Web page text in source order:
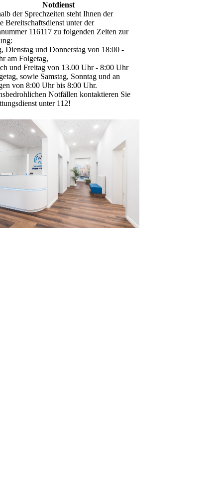
Notdienst
der Sprechzeiten steht Ihnen der
Bereitschaftsdienst unter der
116117 zu folgenden Zeiten zur
Dienstag und Donnerstag von 18:00 -
am Folgetag,
und Freitag von 13.00 Uhr - 8:00 Uhr
sowie Samstag, Sonntag und an
von 8:00 Uhr bis 8:00 Uhr.
Notfällen kontaktieren Sie
unter 112!